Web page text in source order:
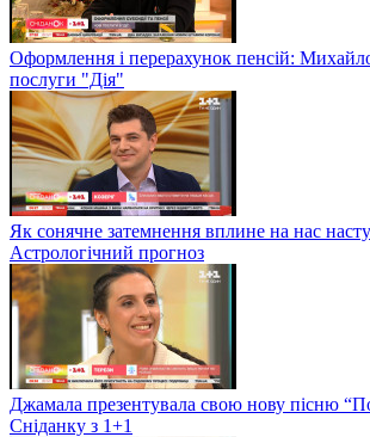
Оформлення і перерахунок пенсій:
послуги "Дія"
Як сонячне затемнення вплине на нас
Астрологічний прогноз
Джамала презентувала свою нову пісню
Сніданку з 1+1